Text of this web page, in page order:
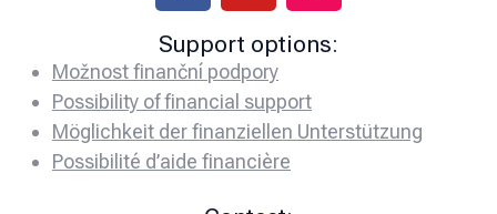
Support options:
Možnost finanční podpory
Possibility of financial support
Möglichkeit der finanziellen Unterstützung
Possibilité d’aide financière